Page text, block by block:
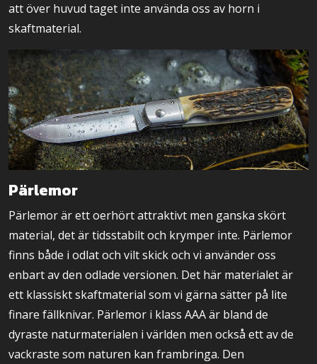
att över huvud taget inte använda oss av horn i
skaftmaterial.
Pärlemor
Pärlemor är ett oerhört attraktivt men ganska skört
material, det är tidsstabilt och krymper inte. Pärlemor
finns både i odlat och vilt skick och vi använder oss
enbart av den odlade versionen. Det här materialet är
ett klassiskt skaftmaterial som vi gärna sätter på lite
finare fällknivar. Pärlemor i klass AAA är bland de
dyraste naturmaterialen i världen men också ett av de
vackraste som naturen kan frambringa. Den